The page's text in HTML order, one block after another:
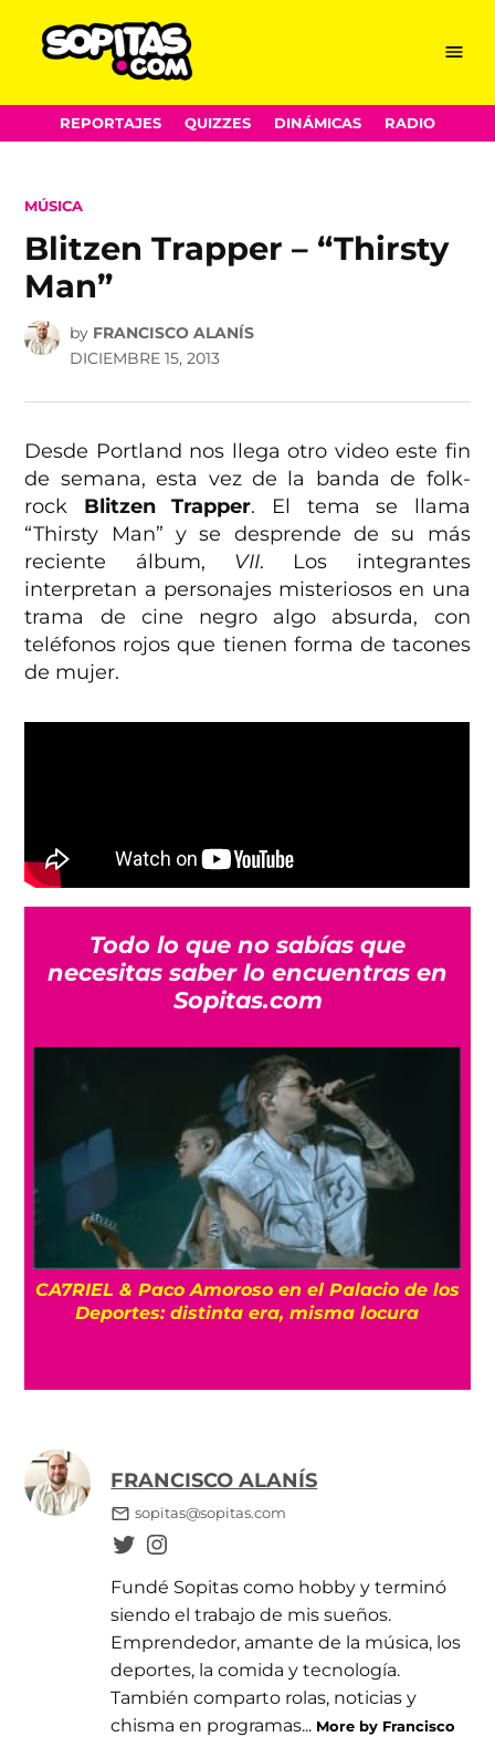
Skip
to
Menu
REPORTAJES QUIZZES DINÁMICAS RADIO
POSTED
MÚSICA
Blitzen Trapper – “Thirsty
Man”
by FRANCISCO ALANÍS
DICIEMBRE 15, 2013
Desde Portland nos llega otro video este fin
de semana, esta vez de la banda de folk-
rock Blitzen Trapper. El tema se llama
“Thirsty Man” y se desprende de su más
reciente álbum, VII. Los integrantes
interpretan a personajes misteriosos en una
trama de cine negro algo absurda, con
teléfonos rojos que tienen forma de tacones
de mujer.
Todo lo que no sabías que
necesitas saber lo encuentras en
Sopitas.com
CA7RIEL & Paco Amoroso en el Palacio de los
Deportes: distinta era, misma locura
FRANCISCO ALANÍS
sopitas@sopitas.com
Fundé Sopitas como hobby y terminó
siendo el trabajo de mis sueños.
Emprendedor, amante de la música, los
deportes, la comida y tecnología.
También comparto rolas, noticias y
chisma en programas... More by Francisco